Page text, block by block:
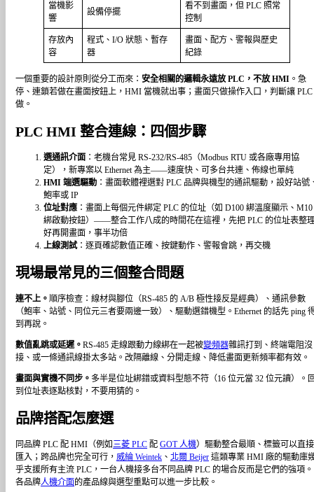
當機影
響
設備停擺
看不到畫面，但 PLC 照常
控制
存放內
容
程式、I/O 狀態、暫存
器
畫面、配方、警報與歷史
紀錄
一個重要的設計原則從分工而來：安全相關的邏輯永遠放 PLC，不放 HMI 。急
停、連鎖若做在畫面按鈕上，HMI 當機就出事；畫面只做操作入口，判斷讓 PLC
做。
PLC HMI 整合連線：四個步驟
選通訊介面 ：老機台常見 RS-232/RS-485（Modbus RTU 或各廠專用協
定），新專案以 Ethernet 為主——速度快、可多台共連、佈線也單純
HMI 端選驅動 ：畫面軟體裡選對 PLC 品牌與機型的通訊驅動，設好站號
鮑率或 IP
位址對應 ：畫面上每個元件綁定 PLC 的位址（如 D100 綁溫度顯示、M10
綁啟動按鈕）——整合工作八成的時間花在這裡，先把 PLC 的位址表整
好再開畫面，事半功倍
上線測試：逐頁確認數值正確、按鍵動作、警報會跳，再交機
現場最常見的三個整合問題
連不上。順序檢查：線材與腳位（RS-485 的 A/B 極性接反是經典）、通訊參數
（鮑率、站號、同位元三者要兩邊一致）、驅動選錯機型。Ethernet 的話先 ping
到再說。
數值亂跳或延遲。RS-485 走線跟動力線綁在一起被變頻器雜訊打到、終端電阻沒
接、或一條通訊線掛太多站。改隔離線、分開走線、降低畫面更新頻率都有效。
畫面與實機不同步。 多半是位址綁錯或資料型態不符（16 位元當 32 位元讀）。
到位址表逐點核對，不要用猜的。
品牌搭配怎麼選
同品牌 PLC 配 HMI（例如三菱 PLC 配GOT 人機）驅動整合最順、標籤可以直接
匯入；跨品牌也完全可行，威綸 Weintek 、北爾 Beijer 這類專業 HMI 廠的驅動庫
乎支援所有主流 PLC，一台人機接多台不同品牌 PLC 的場合反而是它們的強項。
各品牌人機介面的產品線與選型重點可以進一步比較。